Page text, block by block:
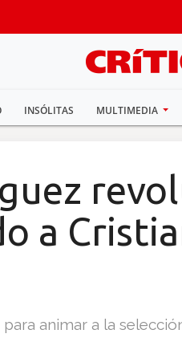
INSÓLITAS MULTIMEDIA
a
animar a la